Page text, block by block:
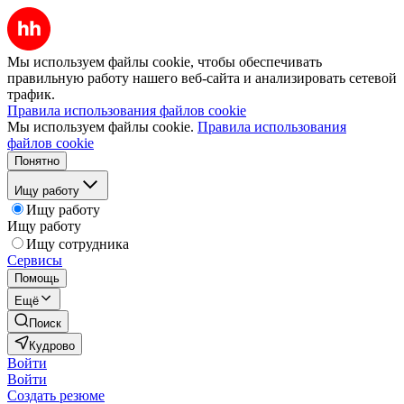
Мы используем файлы cookie, чтобы обеспечивать
правильную работу нашего веб-сайта и анализировать сетевой
трафик.
Правила использования файлов cookie
Мы используем файлы cookie. Правила использования
файлов cookie
Понятно
Ищу работу
Ищу работу
Ищу работу
Ищу сотрудника
Сервисы
Помощь
Ещё
Поиск
Кудрово
Войти
Войти
Создать резюме